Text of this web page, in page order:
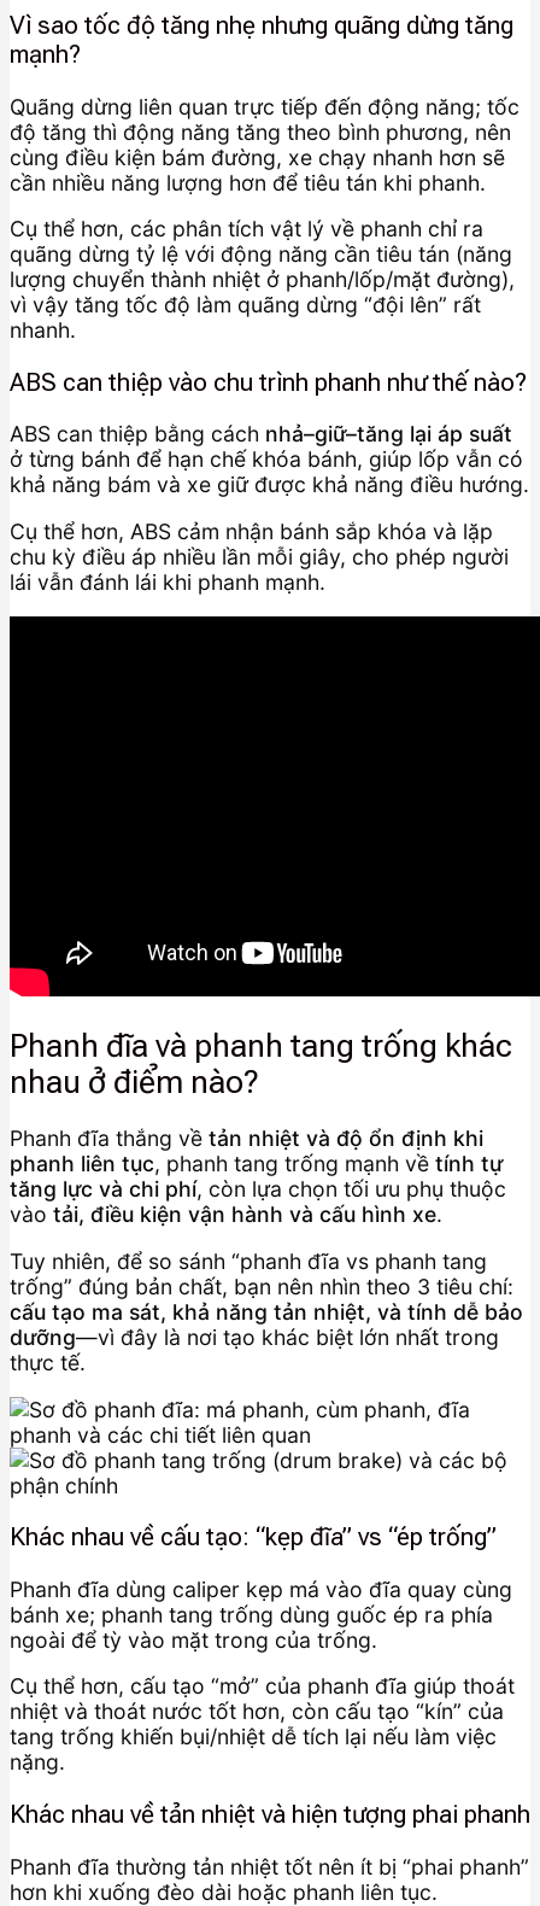
Vì sao tốc độ tăng nhẹ nhưng quãng dừng tăng
mạnh?
Quãng dừng liên quan trực tiếp đến động năng; tốc
độ tăng thì động năng tăng theo bình phương, nên
cùng điều kiện bám đường, xe chạy nhanh hơn sẽ
cần nhiều năng lượng hơn để tiêu tán khi phanh.
Cụ thể hơn, các phân tích vật lý về phanh chỉ ra
quãng dừng tỷ lệ với động năng cần tiêu tán (năng
lượng chuyển thành nhiệt ở phanh/lốp/mặt đường),
vì vậy tăng tốc độ làm quãng dừng “đội lên” rất
nhanh.
ABS can thiệp vào chu trình phanh như thế nào?
ABS can thiệp bằng cách nhả–giữ–tăng lại áp suất
ở từng bánh để hạn chế khóa bánh, giúp lốp vẫn có
khả năng bám và xe giữ được khả năng điều hướng.
Cụ thể hơn, ABS cảm nhận bánh sắp khóa và lặp
chu kỳ điều áp nhiều lần mỗi giây, cho phép người
lái vẫn đánh lái khi phanh mạnh.
Phanh đĩa và phanh tang trống khác
nhau ở điểm nào?
Phanh đĩa thắng về tản nhiệt và độ ổn định khi
phanh liên tục, phanh tang trống mạnh về tính tự
tăng lực và chi phí, còn lựa chọn tối ưu phụ thuộc
vào tải, điều kiện vận hành và cấu hình xe.
Tuy nhiên, để so sánh “phanh đĩa vs phanh tang
trống” đúng bản chất, bạn nên nhìn theo 3 tiêu chí:
cấu tạo ma sát, khả năng tản nhiệt, và tính dễ bảo
dưỡng—vì đây là nơi tạo khác biệt lớn nhất trong
thực tế.
Khác nhau về cấu tạo: “kẹp đĩa” vs “ép trống”
Phanh đĩa dùng caliper kẹp má vào đĩa quay cùng
bánh xe; phanh tang trống dùng guốc ép ra phía
ngoài để tỳ vào mặt trong của trống.
Cụ thể hơn, cấu tạo “mở” của phanh đĩa giúp thoát
nhiệt và thoát nước tốt hơn, còn cấu tạo “kín” của
tang trống khiến bụi/nhiệt dễ tích lại nếu làm việc
nặng.
Khác nhau về tản nhiệt và hiện tượng phai phanh
Phanh đĩa thường tản nhiệt tốt nên ít bị “phai phanh”
hơn khi xuống đèo dài hoặc phanh liên tục.